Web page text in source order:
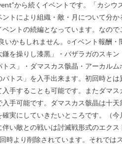
から続くイベントです。「カシ
トにより組織・敵・月について分
ントの続編となっています。なので
いかもしれません。○イベント報酬
を操りし漆黒」・バザラガのスキ
ス」・ダマスカス骸晶・アーカル
トス」を入手出来ます。初回時と
入手することも可能です。またダマ
入手可能です。ダマスカス骸晶は十
実にしていきたいところです。（
い敵との戦いは討滅戦形式のエク
時より削除されています。それでは